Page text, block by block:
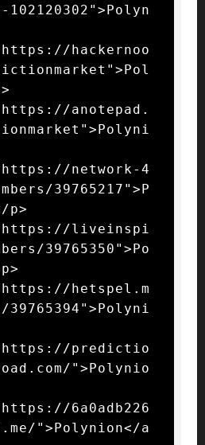
hackernoo
anotepad.
network-4
39765217">P
p>
liveinspi
39765350">Po
hetspel.m
39765394">Polyni
predictio
">Polynio
6a0adb226
">Polynion</a